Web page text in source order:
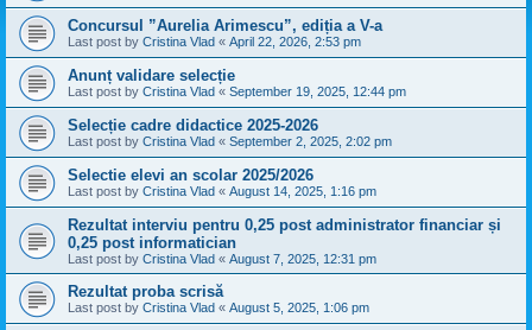
Concursul ”Aurelia Arimescu”, ediția a V-a
Last post by Cristina Vlad « April 22, 2026, 2:53 pm
Anunț validare selecție
Last post by Cristina Vlad « September 19, 2025, 12:44 pm
Selecție cadre didactice 2025-2026
Last post by Cristina Vlad « September 2, 2025, 2:02 pm
Selectie elevi an scolar 2025/2026
Last post by Cristina Vlad « August 14, 2025, 1:16 pm
Rezultat interviu pentru 0,25 post administrator financiar și
0,25 post informatician
Last post by Cristina Vlad « August 7, 2025, 12:31 pm
Rezultat proba scrisă
Last post by Cristina Vlad « August 5, 2025, 1:06 pm